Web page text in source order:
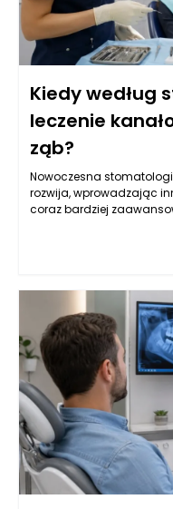
Kiedy według
leczenie
ząb?
Nowoczesna
rozwija, wprowadzając
coraz bardziej
kanałowe, często
postępowania. W wielu
kanałowe może
jednoznaczny.
taka decyzja jest
przeprowadzić kolejne
mógł cieszyć się